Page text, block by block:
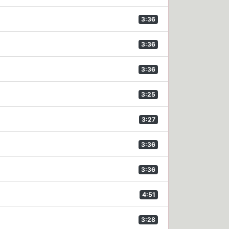
3:36
3:36
3:36
3:25
3:27
3:36
3:36
4:51
3:28